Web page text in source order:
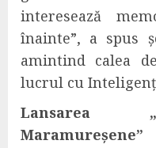
interesează
înainte”, a spus
amintind calea
lucrul cu
Lansarea „
Maramureșene”